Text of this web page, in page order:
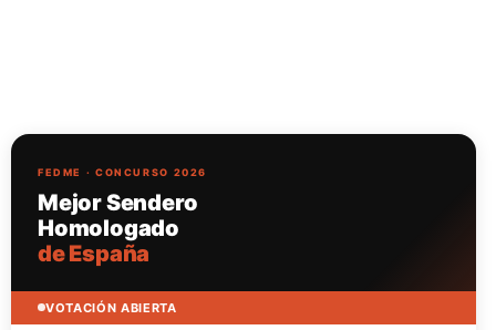
FEDME · CONCURSO 2026
Mejor Sendero
Homologado
de España
VOTACIÓN ABIERTA